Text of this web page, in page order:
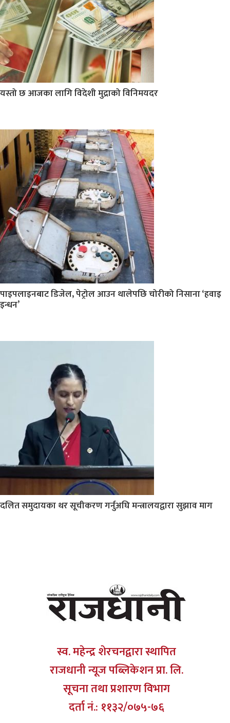
यस्तो छ आजका लागि विदेशी मुद्राको विनिमयदर
पाइपलाइनबाट डिजेल, पेट्रोल आउन थालेपछि चोरीको निसाना ‘हवाइ
इन्धन’
दलित समुदायका थर सूचीकरण गर्नुअघि मन्त्रालयद्वारा सुझाव माग
स्व. महेन्द्र शेरचनद्वारा स्थापित
राजधानी न्यूज पब्लिकेशन प्रा. लि.
सूचना तथा प्रशारण विभाग
दर्ता नं.: ११३२/०७५-७६